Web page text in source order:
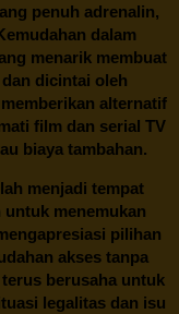
penuh adrenalin,
dalam
menarik membuat
dicintai oleh
alternatif
film dan serial TV
biaya tambahan.
menjadi tempat
menemukan
pilihan
akses tanpa
berusaha untuk
legalitas dan isu